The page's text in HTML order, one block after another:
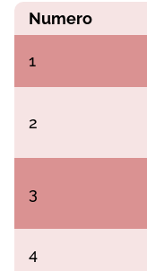
Numеrо
1
2
3
4